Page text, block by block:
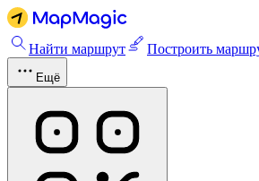
Найти маршрут Построить
Ещё